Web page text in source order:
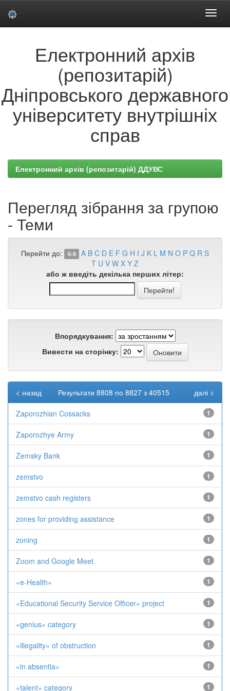
Електронний архів
(репозитарій)
Дніпровського державного
університету внутрішніх
справ
Електронний архів (репозитарій) ДДУВС
Перегляд зібрання за групою
- Теми
Перейти до: 0-9 A B C D E F G H I J K L M N O P Q R S
T U V W X Y Z
або ж введіть декілька перших літер:
Впорядкування:
Вивести на сторінку:
Результати 8808 по 8827 з 40515
< назад далі >
Zaporozhian Cossacks 1
Zaporozhye Army 1
Zemsky Bank 1
zemstvo 1
zemstvo cash registers 1
zones for providing assistance 1
zoning 1
Zoom and Google Meet. 1
«e-Health» 1
«Educational Security Service Officer» project 1
«genius» category 1
«illegality» of obstruction 1
«in absentia» 1
«talent» category 1